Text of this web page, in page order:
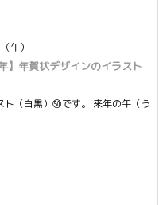
午）
】年賀状デザインのイラスト
ト（白黒）㊿です。 来年の午（う